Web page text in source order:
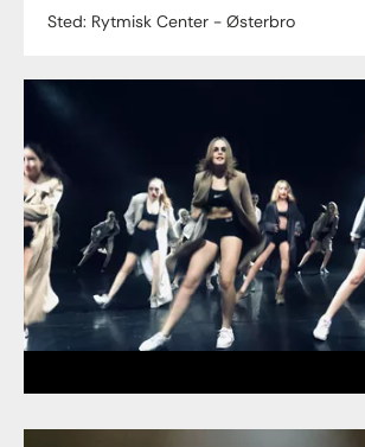
Sted: Rytmisk Center - Østerbro